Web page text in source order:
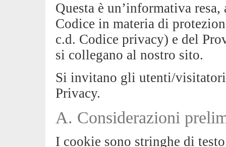
Questa è un’informativa
Codice in materia di
c.d. Codice privacy) e del
si collegano al nostro sito.
Si invitano gli utenti/visitatori
Privacy.
A. Considerazioni
I cookie sono stringhe di